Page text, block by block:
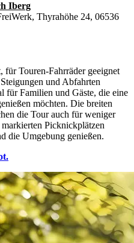
Iberg
Thyrahöhe 24, 06536
für Touren-Fahrräder geeignet
und Abfahrten
für Familien und Gäste, die eine
möchten. Die breiten
die Tour auch für weniger
Picknickplätzen
die Umgebung genießen.